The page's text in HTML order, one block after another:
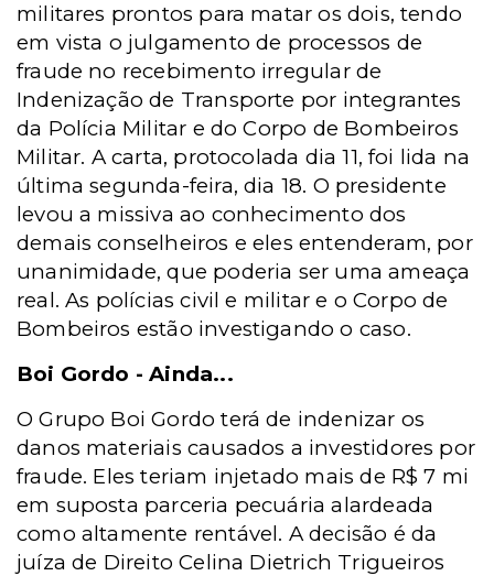
militares prontos para matar os dois, tendo
em vista o julgamento de processos de
fraude no recebimento irregular de
Indenização de Transporte por integrantes
da Polícia Militar e do Corpo de Bombeiros
Militar. A carta, protocolada dia 11, foi lida na
última segunda-feira, dia 18. O presidente
levou a missiva ao conhecimento dos
demais conselheiros e eles entenderam, por
unanimidade, que poderia ser uma ameaça
real. As polícias civil e militar e o Corpo de
Bombeiros estão investigando o caso.
Boi Gordo - Ainda...
O Grupo Boi Gordo terá de indenizar os
danos materiais causados a investidores por
fraude. Eles teriam injetado mais de R$ 7 mi
em suposta parceria pecuária alardeada
como altamente rentável. A decisão é da
juíza de Direito Celina Dietrich Trigueiros